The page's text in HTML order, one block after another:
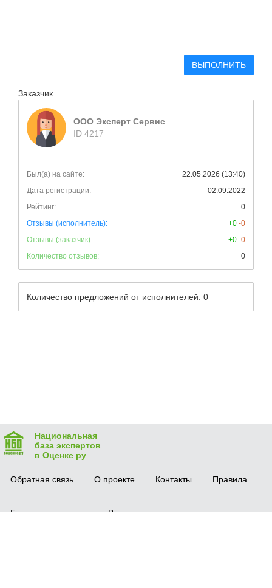
ВЫПОЛНИТЬ
Заказчик
ООО Эксперт Сервис
ID 4217
Был(а) на сайте:
22.05.2026 (13:40)
Дата регистрации:
02.09.2022
Рейтинг:
0
Отзывы (исполнитель):
+0 -0
Отзывы (заказчик):
+0 -0
Количество отзывов:
0
Количество предложений от исполнителей: 0
Национальная
база экспертов
в Оценке ру
Обратная связь О проекте Контакты Правила
Безопасная сделка Вопрос-ответ